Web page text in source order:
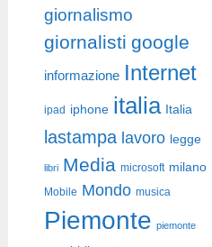
giornalismo
giornalisti google
informazione Internet
ipad iphone italia Italia
lastampa lavoro legge
libri Media microsoft milano
Mobile Mondo musica
Piemonte piemonte